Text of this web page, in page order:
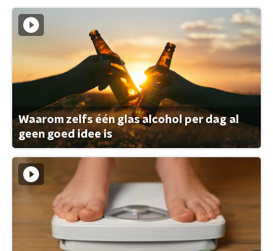
Waarom zelfs één glas alcohol per dag al
geen goed idee is